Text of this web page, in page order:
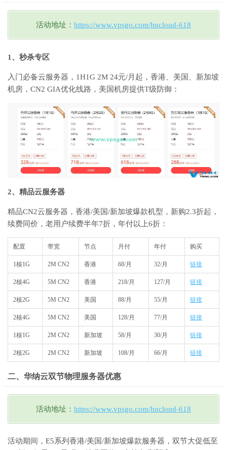
活动地址： https://www.vpsgo.com/hncloud-618
1、秒杀专区
入门必备云服务器，1H1G 2M 24元/月起，香港、美国、新加坡
机房，CN2 GIA优化线路，美国机房提供T级防御：
2、精品云服务器
精品CN2云服务器，香港/美国/新加坡爆款机型，新购2.3折起，
续费同价，老用户续费半年7折，年付以上6折：
配置 带宽 节点 月付 年付 购买
1核1G 2M CN2 香港 68/月 32/月 链接
2核4G 5M CN2 香港 218/月 127/月 链接
2核2G 5M CN2 美国 88/月 55/月 链接
2核4G 5M CN2 美国 128/月 77/月 链接
1核1G 2M CN2 新加坡 58/月 30/月 链接
2核2G 2M CN2 新加坡 108/月 66/月 链接
二、华纳云双节物理服务器优惠
活动地址： https://www.vpsgo.com/hncloud-618
活动期间，E5系列香港/美国/新加坡爆款服务器，双节大促低至